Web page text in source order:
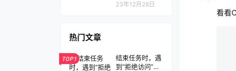
23年12月28日
热门文章
TOP1
结束任务时，遇
到“拒绝访问”怎
看看